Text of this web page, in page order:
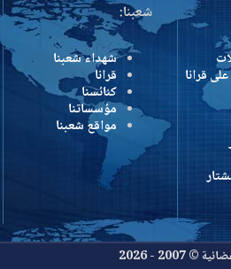
شعبنا:
شهداء شعبنا
قرانا
كنائسنا
مؤسساتنا
مواقع شعبنا
2026